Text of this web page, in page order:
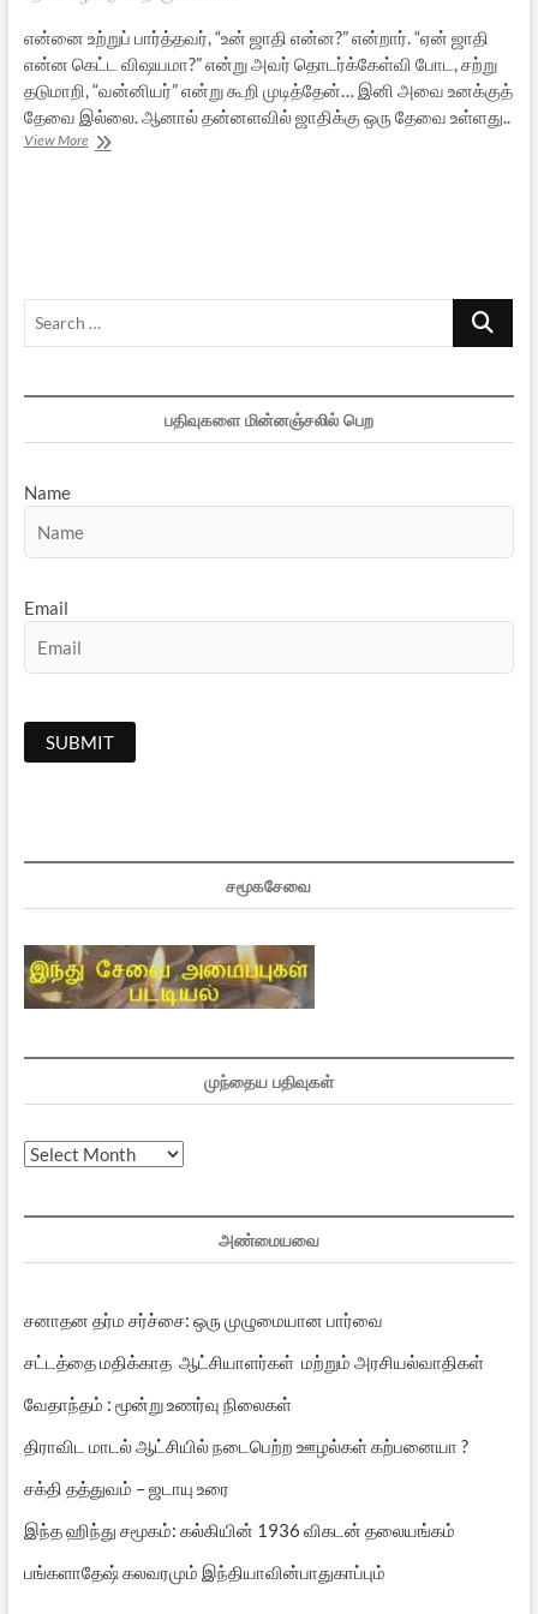
என்னை உற்றுப் பார்த்தவர், “உன் ஜாதி என்ன?” என்றார். “ஏன் ஜாதி
என்ன கெட்ட விஷயமா?” என்று அவர் தொடர்க்கேள்வி போட, சற்று
தடுமாறி, “வன்னியர்” என்று கூறி முடித்தேன்… இனி அவை உனக்குத்
தேவை இல்லை. ஆனால் தன்னளவில் ஜாதிக்கு ஒரு தேவை உள்ளது..
View Moreசாதி
Search
பதிவுகளை மின்னஞ்சலில் பெற
Name
Email
சமூகசேவை
முந்தைய பதிவுகள்
முந்தைய
அண்மையவை
சனாதன தர்ம சர்ச்சை: ஒரு முழுமையான பார்வை
சட்டத்தை மதிக்காத ஆட்சியாளர்கள் மற்றும் அரசியல்வாதிகள்
வேதாந்தம் : மூன்று உணர்வு நிலைகள்
திராவிட மாடல் ஆட்சியில் நடைபெற்ற ஊழல்கள் கற்பனையா ?
சக்தி தத்துவம் – ஜடாயு உரை
இந்த ஹிந்து சமூகம்: கல்கியின் 1936 விகடன் தலையங்கம்
பங்களாதேஷ் கலவரமும் இந்தியாவின்பாதுகாப்பும்